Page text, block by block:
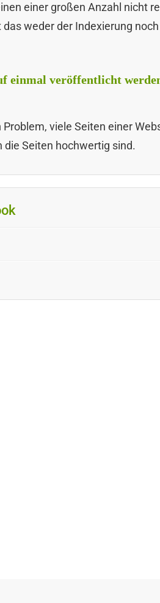
einer großen Anzahl nicht
weder der Indexierung
einmal veröffentlicht
viele Seiten einer
die Seiten hochwertig sind.